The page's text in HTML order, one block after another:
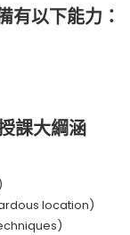
有以下能力：
課大綱涵
location)